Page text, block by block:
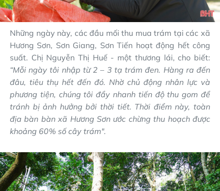
Những ngày này, các đầu mối thu mua trám tại các xã
Hương Sơn, Sơn Giang, Sơn Tiến hoạt động hết công
suất. Chị Nguyễn Thị Huế - một thương lái, cho biết:
“Mỗi ngày tôi nhập từ 2 – 3 tạ trám đen. Hàng ra đến
đâu, tiêu thụ hết đến đó. Nhờ chủ động nhân lực và
phương tiện, chúng tôi đẩy nhanh tiến độ thu gom để
tránh bị ảnh hưởng bởi thời tiết. Thời điểm này, toàn
địa bàn bàn xã Hương Sơn ước chừng thu hoạch được
khoảng 60% số cây trám".